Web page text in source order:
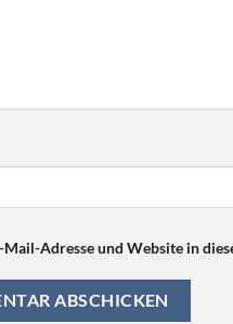
Mail-Adresse und Website in